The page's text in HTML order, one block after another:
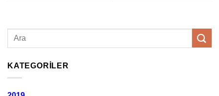
KATEGORILER